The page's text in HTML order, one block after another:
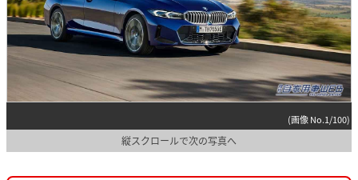
(画像 No.1/100)
縦スクロールで次の写真へ